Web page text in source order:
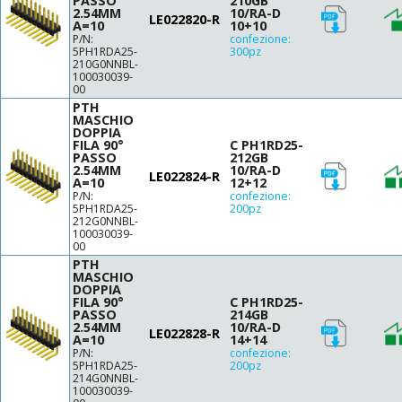
41
42
48
56
60
64
7.5
8.1
8.3
11.2
12
12.5
14.5
25
17
17.5
18
33
2.54MM
A=10
P/N:
5PH1RDA25-
210G0NNBL-
100030039-
00
LE022820-R 10/RA-D
10+10
confezione:
300pz
PTH
MASCHIO
DOPPIA
FILA 90°
PASSO
2.54MM
A=10
P/N:
5PH1RDA25-
212G0NNBL-
100030039-
00
LE022824-R
C PH1RD25-
212GB
10/RA-D
12+12
confezione:
200pz
PTH
MASCHIO
DOPPIA
FILA 90°
PASSO
2.54MM
A=10
P/N:
5PH1RDA25-
214G0NNBL-
100030039-
LE022828-R
C PH1RD25-
214GB
10/RA-D
14+14
confezione:
200pz